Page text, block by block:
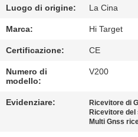
QUALITÀ
CONTATTICI
RICHIEDA
UNA
CITAZIONE
Luogo di origine: La Cina
Marca: Hi Target
Certificazione: CE
Numero di
modello:
V200
Evidenziare: Ricevitore di
Ricevitore del
Multi Gnss